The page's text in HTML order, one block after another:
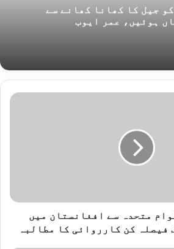
جیل کا کھانا کھانے سے
ہوئیں، عمر ایوب
متحدہ سے افغانستان میں
فیصلہ کن کارروائی کا مطالبہ